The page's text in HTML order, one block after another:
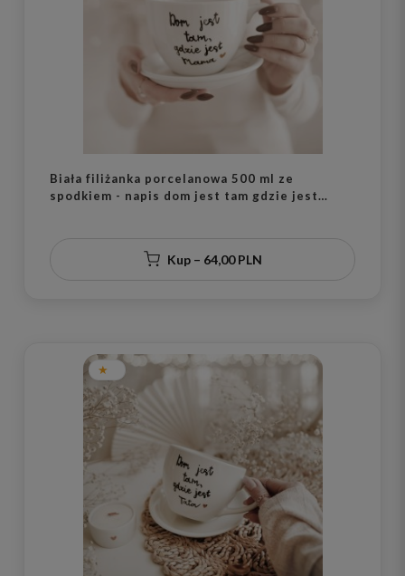
Biała filiżanka porcelanowa 500 ml ze
spodkiem - napis dom jest tam gdzie jest
Kup – 64,00 PLN